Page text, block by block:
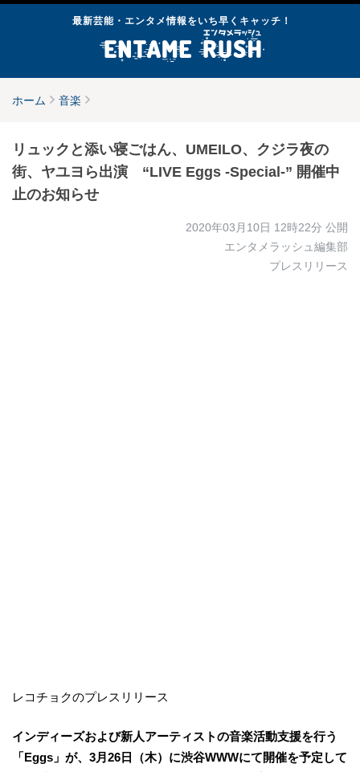
最新芸能・エンタメ情報をいち早くキャッチ！
ホーム 音楽
リュックと添い寝ごはん、UMEILO、クジラ夜の
街、ヤユヨら出演 “LIVE Eggs -Special-” 開催中
止のお知らせ
2020年03月10日 12時22分 公開
エンタメラッシュ編集部
プレスリリース
レコチョクのプレスリリース
インディーズおよび新人アーティストの音楽活動支援を行う
「Eggs」が、3月26日（木）に渋谷WWWにて開催を予定して